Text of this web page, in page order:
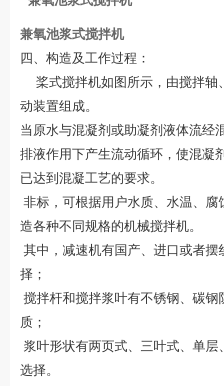
兼氧池浆式搅拌机
四、构造及工作过程：
桨式搅拌机如图所示，由搅拌轴
动装置组成。
当原水与混凝剂或助凝剂液体流经
排液作用下产生流动循环，使混凝
已达到混凝工艺的要求。
非标，可根据用户水质、水温、
造各种不同规格的机械搅拌机。
其中，减速机有国产、进口或者
择；
搅拌杆和搅拌浆叶有不锈钢、碳钢
质；
浆叶形状有两页式、三叶式、单
选择。